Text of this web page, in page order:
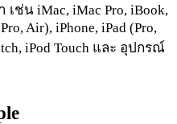
ช่น iMac, iMac Pro, iBook,
Air), iPhone, iPad (Pro,
iPod Touch และ อุปกรณ์